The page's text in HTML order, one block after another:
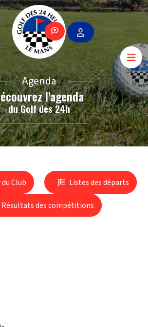
Agenda
l'agenda
du Golf des 24h
Club Listes des départs
Résultats des compétitions